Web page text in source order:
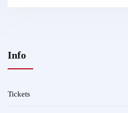
Info
Tickets